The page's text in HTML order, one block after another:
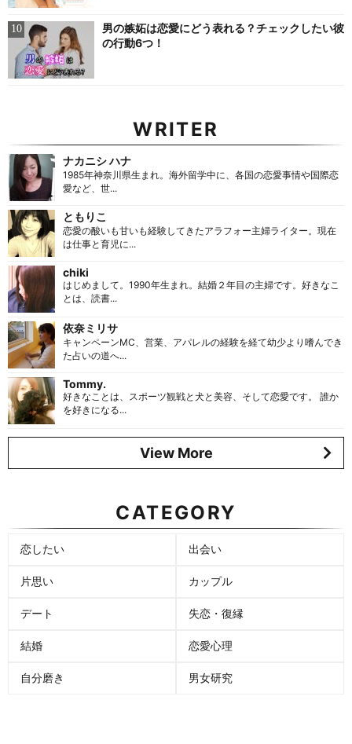
男の嫉妬は恋愛にどう表れる？チェックしたい彼
の行動6つ！
WRITER
ナカニシ ハナ
1985年神奈川県生まれ。海外留学中に、各国の恋愛事情や国際恋
愛など、世...
ともりこ
恋愛の酸いも甘いも経験してきたアラフォー主婦ライター。現在
は仕事と育児に...
chiki
はじめまして。1990年生まれ。結婚２年目の主婦です。好きなこ
とは、読書...
依奈ミリサ
キャンペーンMC、営業、アパレルの経験を経て幼少より嗜んでき
た占いの道へ...
Tommy.
好きなことは、スポーツ観戦と犬と美容、そして恋愛です。 誰か
を好きになる...
View More
CATEGORY
恋したい 出会い
片思い カップル
デート 失恋・復縁
結婚 恋愛心理
自分磨き 男女研究